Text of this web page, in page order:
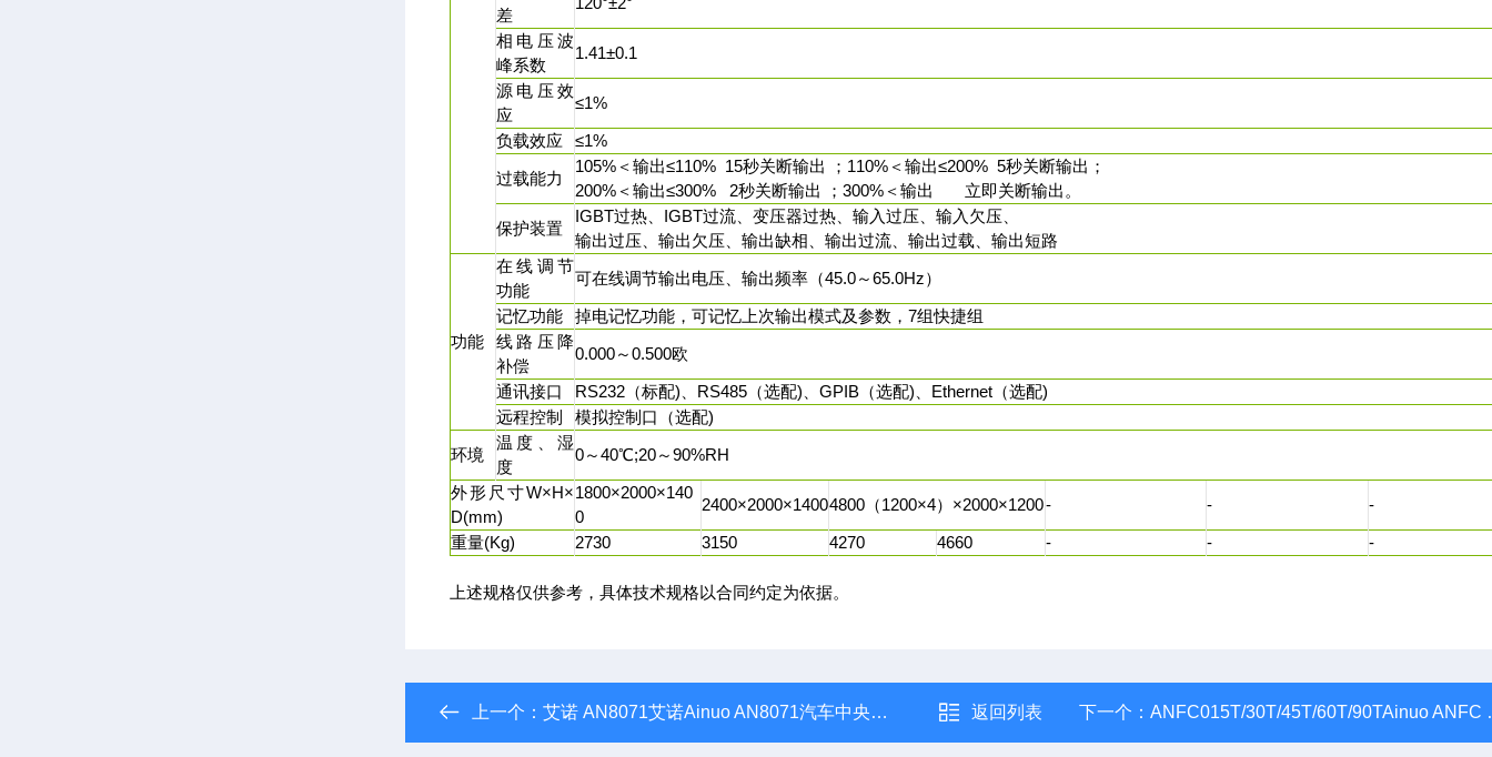
差
相电压波
峰系数
1.41±0.1
源电压效
应
≤1%
负载效应
≤1%
过载能力
105%＜输出≤110% 15秒关断输出 ；110%＜输出≤200% 5秒关断输出；
200%＜输出≤300% 2秒关断输出 ；300%＜输出 立即关断输出。
保护装置
IGBT过热、IGBT过流、变压器过热、输入过压、输入欠压、
输出过压、输出欠压、输出缺相、输出过流、输出过载、输出短路
功能
在线调节
功能
可在线调节输出电压、输出频率（45.0～65.0Hz）
记忆功能
掉电记忆功能，可记忆上次输出模式及参数，7组快捷组
线路压降
补偿
0.000～0.500欧
通讯接口
RS232（标配)、RS485（选配)、GPIB（选配)、Ethernet（选配)
远程控制
模拟控制口（选配)
环境
温度、湿
度
0～40℃;20～90%RH
外形尺寸W×H×
D(mm)
1800×2000×140
0
2400×2000×14004800（1200×4）×2000×1200- -
-
重量(Kg)
2730 3150 4270 4660 - - -
上述规格仅供参考，具体技术规格以合同约定为依据。
上一个： 艾诺 AN8071艾诺Ainuo AN8071汽车中央控制盒老化系统 返回列表 下一个：ANFC015T/30T/45T/60T/90TAinuo ANFC 0-240KV系列三相交流变频电源